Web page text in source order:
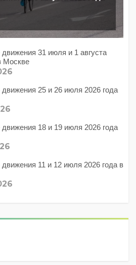
31 июля и 1 августа
Москве
25 и 26 июля 2026 года
18 и 19 июля 2026 года
11 и 12 июля 2026 года в